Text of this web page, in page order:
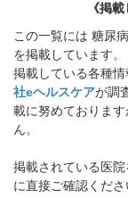
《掲
この一覧には 糖尿
を掲載しています。
掲載している各種
社eヘルスケアが調
載に努めておりま
ん。
掲載されている医
に直接ご確認くださ